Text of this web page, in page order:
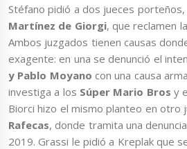
Stéfano pidió a dos jueces porteños,
Martínez de Giorgi, que reclamen
Ambos juzgados tienen causas
exagente: en una se denunció el
y Pablo Moyano con una causa
investiga a los Súper Mario Bros y
Biorci hizo el mismo planteo en otro
Rafecas, donde tramita una
2019. Grassi le pidió a Kreplak que